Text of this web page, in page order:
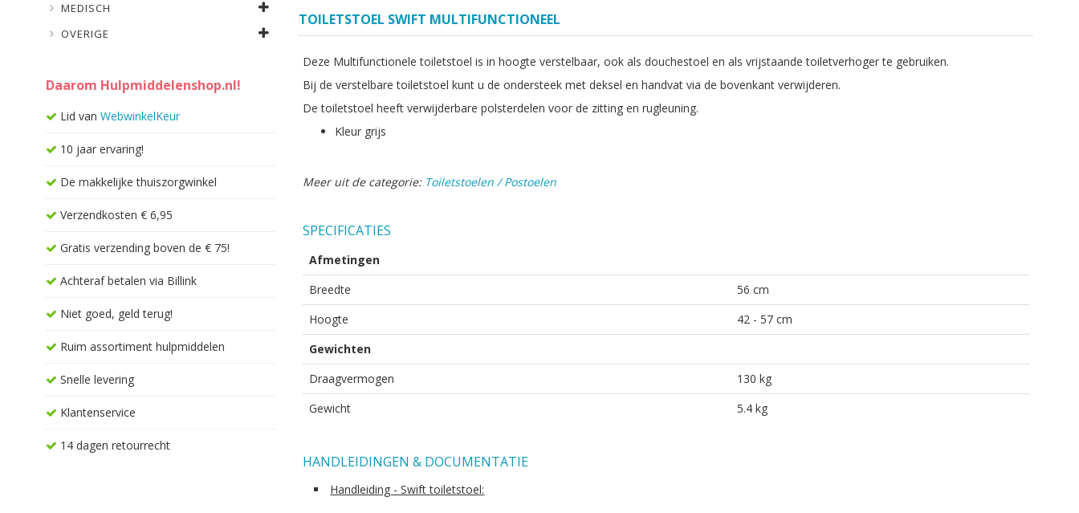
TOILETSTOEL SWIFT MULTIFUNCTIONEEL
Deze Multifunctionele toiletstoel is in hoogte verstelbaar, ook als douchestoel en als vrijstaande toiletverhoger te gebruiken.
Bij de verstelbare toiletstoel kunt u de ondersteek met deksel en handvat via de bovenkant verwijderen.
De toiletstoel heeft verwijderbare polsterdelen voor de zitting en rugleuning.
Kleur grijs
Meer uit de categorie: Toiletstoelen / Postoelen
SPECIFICATIES
Afmetingen
Breedte
56 cm
Hoogte
42 - 57 cm
Gewichten
Draagvermogen
130 kg
Gewicht
5.4 kg
HANDLEIDINGEN & DOCUMENTATIE
Handleiding - Swift toiletstoel:
MEDISCH
OVERIGE
Daarom Hulpmiddelenshop.nl!
Lid vanWebwinkelKeur
10 jaar ervaring!
De makkelijke thuiszorgwinkel
Verzendkosten € 6,95
Gratis verzending boven de € 75!
Achteraf betalen via Billink
Niet goed, geld terug!
Ruim assortiment hulpmiddelen
Snelle levering
Klantenservice
14 dagen retourrecht